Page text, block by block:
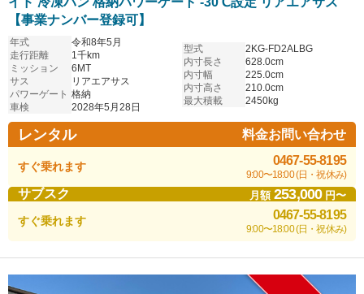
【事業ナンバー登録可】
年式
令和8年5月
走行距離
1千km
ミッション
6MT
サス
リアエアサス
パワーゲート 格納
車検
2028年5月28日
型式
2KG-FD2ALBG
内寸長さ
628.0cm
内寸幅
225.0cm
内寸高さ
210.0cm
最大積載
2450kg
レンタル 料金お問い合わせ
すぐ乗れます 0467-55-8195
9:00〜18:00 (日・祝休み)
サブスク 月額253,000円〜
すぐ乗れます 0467-55-8195
9:00〜18:00 (日・祝休み)